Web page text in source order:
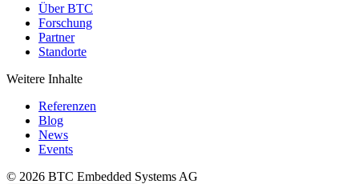
Über BTC
Forschung
Partner
Standorte
Weitere Inhalte
Referenzen
Blog
News
Events
© 2026 BTC Embedded Systems AG